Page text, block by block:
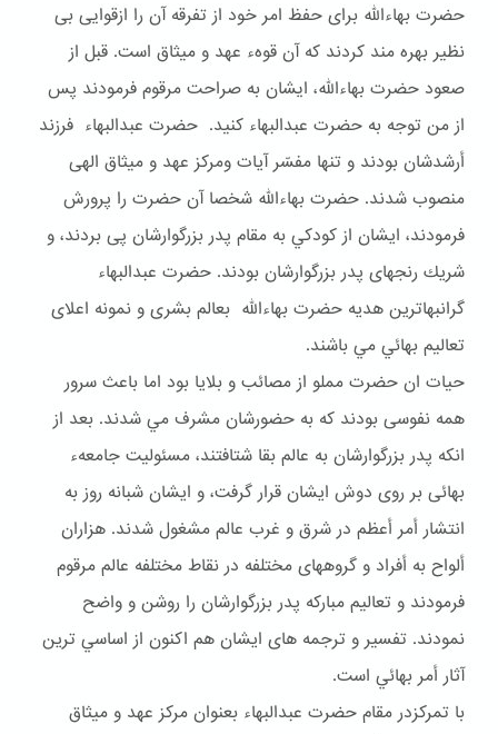
حضرت بهاءالله برای حفظ امر خود از تفرقه آن را ازقوایی بی
نظیر بهره مند کردند که آن قوهء عهد و ميثاق است. قبل از
صعود حضرت بهاءالله، ایشان به صراحت مرقوم فرمودند پس
از من توجه به حضرت عبدالبهاء كنيد. حضرت عبدالبهاء فرزند
أرشدشان بودند و تنها مفسّر آيات ومركز عهد و ميثاق الهى
منصوب شدند. حضرت بهاءالله شخصا آن حضرت را پرورش
فرمودند، ايشان از كودكي به مقام پدر بزرگوارشان پى بردند، و
شريك رنجهاى پدر بزرگوارشان بودند. حضرت عبدالبهاء
گرانبهاترين هديه حضرت بهاءالله بعالم بشرى و نمونه اعلاى
تعاليم بهائي مي باشند.
حيات ان حضرت مملو از مصائب و بلايا بود اما باعث سرور
همه نفوسى بودند كه به حضورشان مشرف مي شدند. بعد از
انكه پدر بزرگوارشان به عالم بقا شتافتند، مسئوليت جامعهء
بهائى بر روى دوش ايشان قرار گرفت، و ايشان شبانه روز به
انتشار أمر أعظم در شرق و غرب عالم مشغول شدند. هزاران
ألواح به أفراد و گروههاى مختلفه در نقاط مختلفه عالم مرقوم
فرمودند و تعاليم مباركه پدر بزرگوارشان را روشن و واضح
نمودند. تفسير و ترجمه هاى ايشان هم اكنون از اساسي ترين
آثار أمر بهائي است.
با تمرکزدر مقام حضرت عبدالبهاء بعنوان مركز عهد و ميثاق